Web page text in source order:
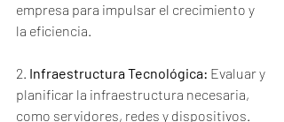
empresa para impulsar el crecimiento y
la eficiencia.
2. Infraestructura Tecnológica: Evaluar y
planificar la infraestructura necesaria,
como servidores, redes y dispositivos.